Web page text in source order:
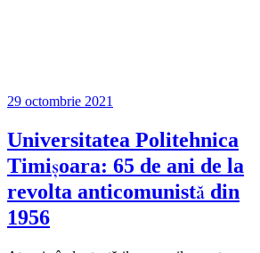
29 octombrie 2021
Universitatea Politehnica
Timişoara: 65 de ani de la
revolta anticomunistă din
1956